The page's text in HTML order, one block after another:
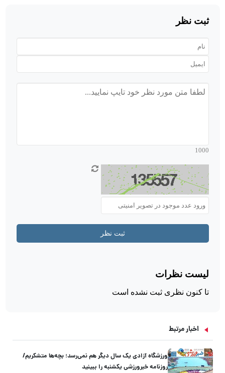
اخبار مرتبط
ورزشگاه آزادی یک سال دیگر هم نمی‌رسد؛ بچه‌ها متشکریم/
روزنامه خبرورزشی یکشنبه را ببینید